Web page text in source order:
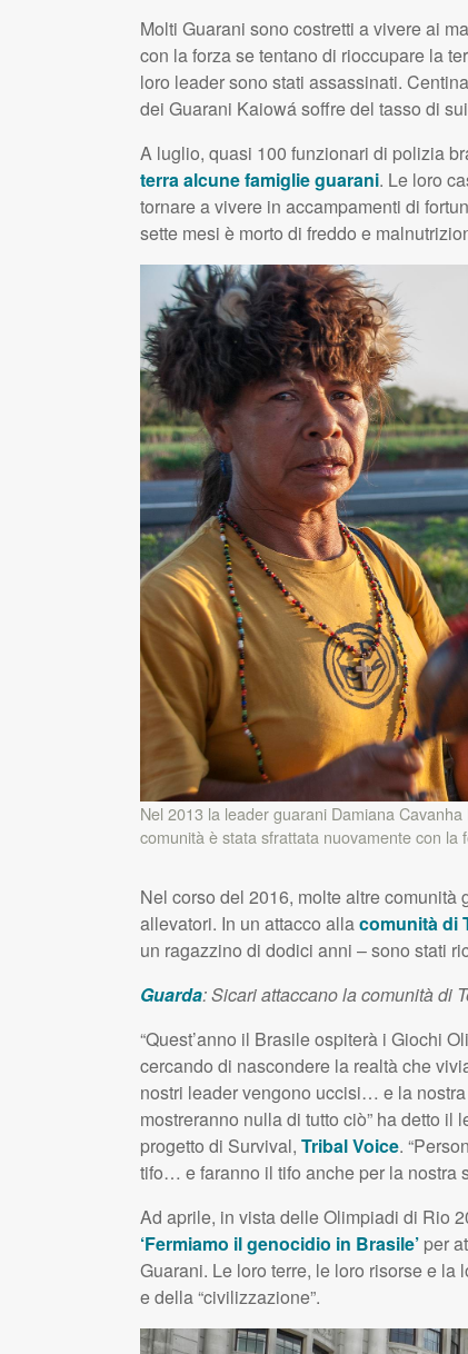
Molti Guarani sono costretti a vivere ai
con la forza se tentano di rioccupare la
loro leader sono stati assassinati.
dei Guarani Kaiowá soffre del tasso di
A luglio, quasi 100 funzionari di polizia
terra alcune famiglie guarani. Le loro
tornare a vivere in accampamenti di
sette mesi è morto di freddo e
Nel 2013 la leader guarani Damiana
comunità è stata sfrattata nuovamente con la
Nel corso del 2016, molte altre
allevatori. In un attacco allacomunità di
un ragazzino di dodici anni – sono stati
Guarda: Sicari attaccano la comunità di
“Quest’anno il Brasile ospiterà i Giochi
cercando di nascondere la realtà che
nostri leader vengono uccisi… e la
mostreranno nulla di tutto ciò” ha detto il
progetto di Survival, Tribal Voice.
tifo… e faranno il tifo anche per la nostra
Ad aprile, in vista delle Olimpiadi di Rio
‘Fermiamo il genocidio in Brasile’per
Guarani. Le loro terre, le loro risorse e la
e della “civilizzazione”.